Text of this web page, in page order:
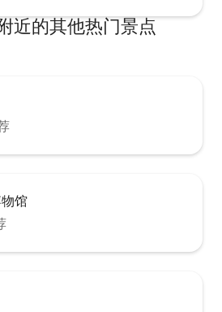
近的其他热门景点
馆